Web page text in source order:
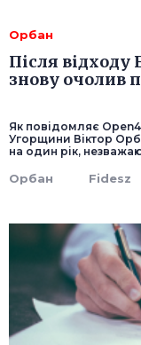
Орбан
Після відходу
знову очолив
Як повідомляє
Угорщини Віктор
на один рік,
Орбан Fidesz